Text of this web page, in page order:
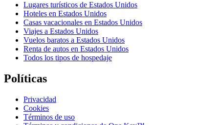
Lugares turísticos de Estados Unidos
Hoteles en Estados Unidos
Casas vacacionales en Estados Unidos
Viajes a Estados Unidos
Vuelos baratos a Estados Unidos
Renta de autos en Estados Unidos
Todos los tipos de hospedaje
Políticas
Privacidad
Cookies
Términos de uso